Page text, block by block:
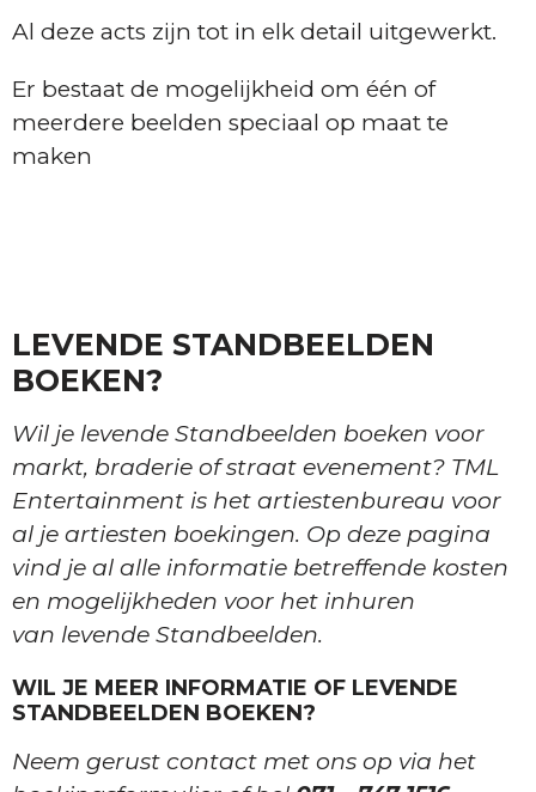
Al deze acts zijn tot in elk detail uitgewerkt.
Er bestaat de mogelijkheid om één of
meerdere beelden speciaal op maat te
maken
LEVENDE STANDBEELDEN
BOEKEN?
Wil je levende Standbeelden boeken voor
markt, braderie of straat evenement? TML
Entertainment is het artiestenbureau voor
al je artiesten boekingen. Op deze pagina
vind je al alle informatie betreffende kosten
en mogelijkheden voor het inhuren
van levende Standbeelden.
WIL JE MEER INFORMATIE OF LEVENDE
STANDBEELDEN BOEKEN?
Neem gerust contact met ons op via het